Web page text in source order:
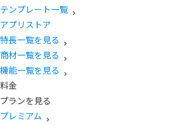
テンプレート一覧
アプリストア
特長一覧を見る
商材一覧を見る
機能一覧を見る
料金
プランを見る
プレミアム